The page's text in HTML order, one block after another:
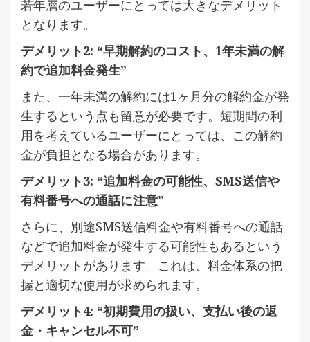
若年層のユーザーにとっては大きなデメリット
となります。
デメリット2: “早期解約のコスト、1年未満の解
約で追加料金発生”
また、一年未満の解約には1ヶ月分の解約金が発
生するという点も留意が必要です。短期間の利
用を考えているユーザーにとっては、この解約
金が負担となる場合があります。
デメリット3: “追加料金の可能性、SMS送信や
有料番号への通話に注意”
さらに、別途SMS送信料金や有料番号への通話
などで追加料金が発生する可能性もあるという
デメリットがあります。これは、料金体系の把
握と適切な使用が求められます。
デメリット4: “初期費用の扱い、支払い後の返
金・キャンセル不可”